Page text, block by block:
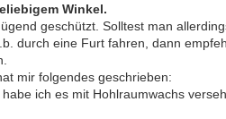
Winkel.
geschützt. Solltest man
durch eine Furt fahren, dann
mir folgendes geschrieben:
ich es mit Hohlraumwachs